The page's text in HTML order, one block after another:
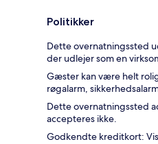
Politikker
Dette overnatningssted
der udlejer som en
Gæster kan være helt
røgalarm,
Dette overnatningssted
accepteres ikke.
Godkendte kreditkort: